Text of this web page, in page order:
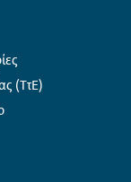
(ΤτΕ)